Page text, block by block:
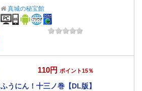
真城の秘宝館
110円 ポイント15％
ふうにん！十三ノ巻【DL版】